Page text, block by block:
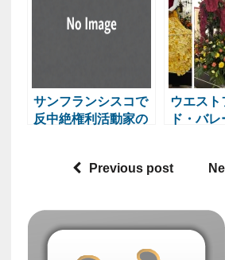
サンフランシスコで
反中絶権利活動家の
ウエスト
ド・バレ
ネール」
Previous post